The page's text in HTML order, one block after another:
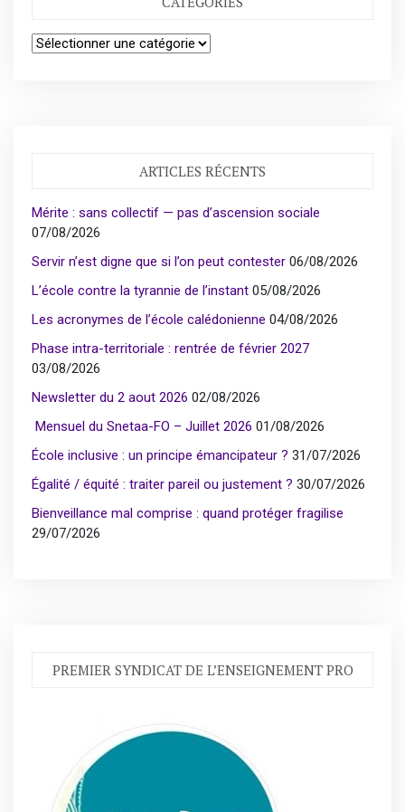
Catégories
ARTICLES RÉCENTS
Mérite : sans collectif — pas d’ascension sociale
07/08/2026
Servir n’est digne que si l’on peut contester 06/08/2026
L’école contre la tyrannie de l’instant 05/08/2026
Les acronymes de l’école calédonienne 04/08/2026
Phase intra-territoriale : rentrée de février 2027
03/08/2026
Newsletter du 2 aout 2026 02/08/2026
Mensuel du Snetaa-FO – Juillet 2026 01/08/2026
École inclusive : un principe émancipateur ? 31/07/2026
Égalité / équité : traiter pareil ou justement ? 30/07/2026
Bienveillance mal comprise : quand protéger fragilise
29/07/2026
PREMIER SYNDICAT DE L’ENSEIGNEMENT PRO